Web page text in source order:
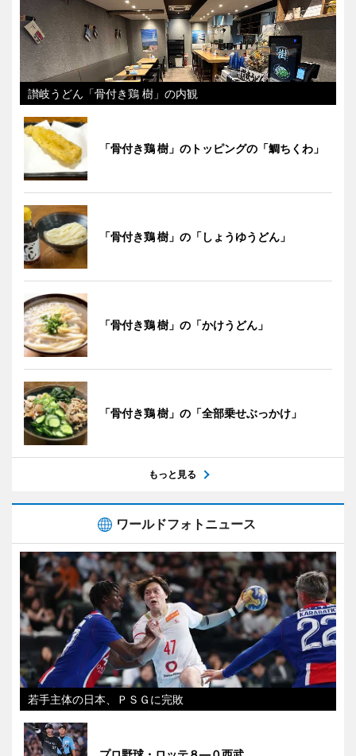
讃岐うどん「骨付き鶏 樹」の内観
「骨付き鶏 樹」のトッピングの「鯛ちくわ」
「骨付き鶏 樹」の「しょうゆうどん」
「骨付き鶏 樹」の「かけうどん」
「骨付き鶏 樹」の「全部乗せぶっかけ」
もっと見る
ワールドフォトニュース
若手主体の日本、ＰＳＧに完敗